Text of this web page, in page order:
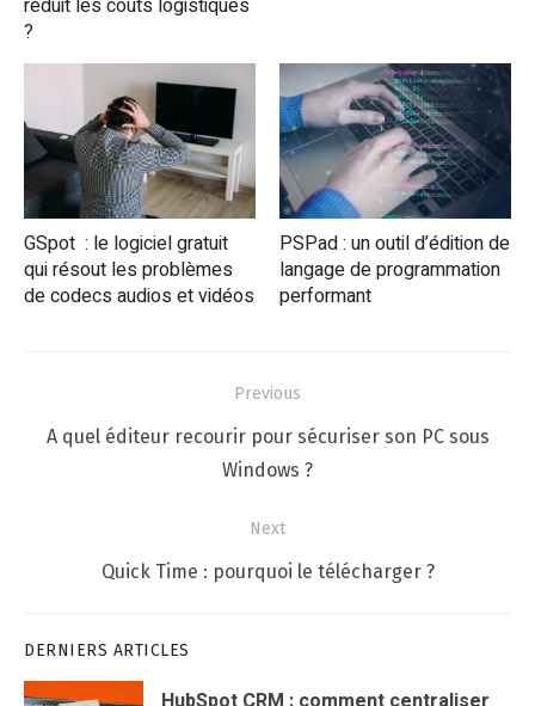
réduit les coûts logistiques
?
GSpot : le logiciel gratuit
qui résout les problèmes
de codecs audios et vidéos
PSPad : un outil d’édition de
langage de programmation
performant
de
Previous
Previous
A quel éditeur recourir pour sécuriser son PC sous
Windows ?
Next
Next
Quick Time : pourquoi le télécharger ?
DERNIERS ARTICLES